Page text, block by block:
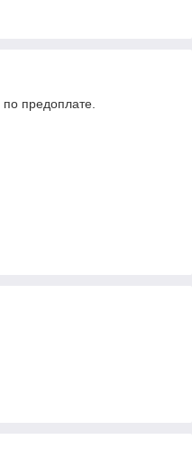
по предоплате.